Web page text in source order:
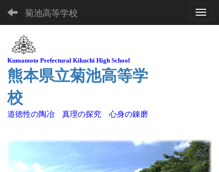
菊池高等学校
Kumamoto Prefectural Kikuchi High School
熊本県立菊池高等学
校
道徳性の陶冶 真理の探究 心身の錬磨